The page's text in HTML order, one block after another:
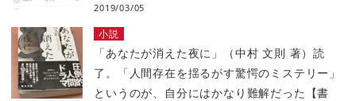
2019/03/05
小説
「あなたが消えた夜に」（中村 文則 著）読
了。「人間存在を揺るがす驚愕のミステリー」
というのが、自分にはかなり難解だった【書